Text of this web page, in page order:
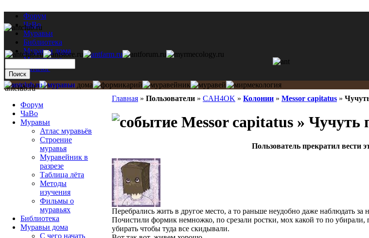
Форум
ЧаВо
Муравьи
Библиотека
Муравьи дома
Мастерская
Каталог
Главная » Пользователи » CAH4OK » Колонии » Messor capitatus »
Messor capitatus »
Пользователь прекратил вести
Перебрались жить в другое место, а то раньше неудобно даже наблюдать за
Почистили формик немножко, по срезали ростки, мох какой то по убирали,
убирать чтобы туда все скидывали.
antclub.ru
Форум
ЧаВо
Муравьи
Атлас муравьёв
Строение
муравья
Муравейник в
разрезе
Таблица лёта
Методы
изучения
Фильмы о
муравьях
Библиотека
Муравьи дома
С чего начать